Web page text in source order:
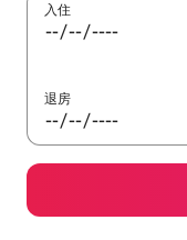
入住
退房